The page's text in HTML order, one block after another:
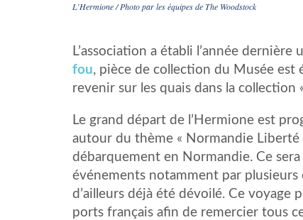
L’Hermione / Photo par les équipes de The Woodstock
L’association a établi l’année dernière
fou, pièce de collection du Musée est
revenir sur les quais dans la collection
Le grand départ de l’Hermione est
autour du thème « Normandie Liberté
débarquement en Normandie. Ce
événements notamment par plusieurs
d’ailleurs déjà été dévoilé. Ce voyage
ports français afin de remercier tous